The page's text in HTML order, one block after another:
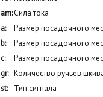
am:Сила тока
a:
Размер посадочного
b:
Размер посадочного
c:
Размер посадочного
gr: Количество ручьев
st:
Тип сигнала